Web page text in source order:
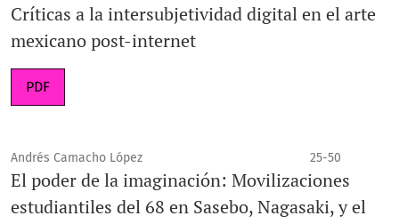
Críticas a la intersubjetividad digital en el arte
mexicano post-internet
PDF
Andrés Camacho López 25-50
El poder de la imaginación: Movilizaciones
estudiantiles del 68 en Sasebo, Nagasaki, y el